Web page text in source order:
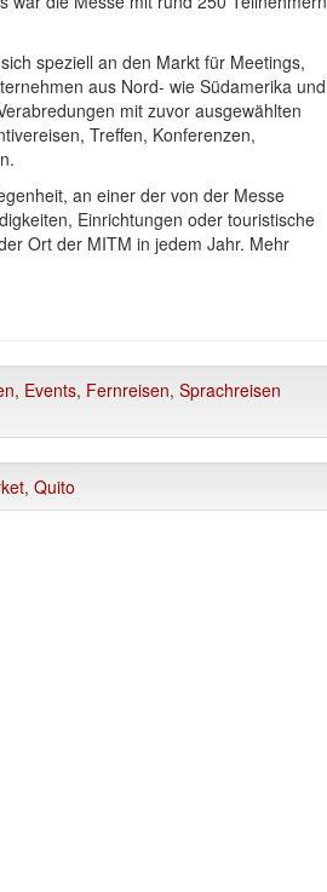
speziell an den Markt für Meetings,
aus Nord- wie Südamerika und
mit zuvor ausgewählten
Treffen, Konferenzen,
an einer der von der Messe
Einrichtungen oder touristische
Ort der MITM in jedem Jahr. Mehr
, Events, Fernreisen, Sprachreisen
, Quito